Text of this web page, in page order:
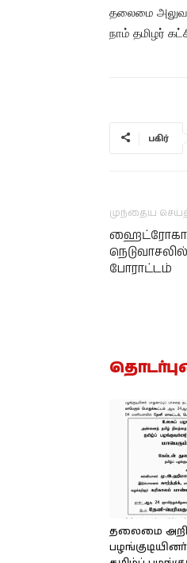
தலைமை
நாம் தமிழர்
பகிர்
முந்தைய
போராட்டம்
தலைமை